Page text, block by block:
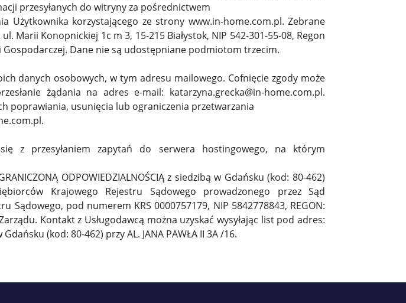
przesyłanych do witryny za pośrednictwem
Użytkownika korzystającego ze strony www.in-home.com.pl. Zebrane
Marii Konopnickiej 1c m 3, 15-215 Białystok, NIP 542-301-55-08, Regon
Dane nie są udostępniane podmiotom trzecim.
danych osobowych, w tym adresu mailowego. Cofnięcie zgody może
żądania na adres e-mail: katarzyna.grecka@in-home.com.pl.
poprawiania, usunięcia lub ograniczenia przetwarzania
z przesyłaniem zapytań do serwera hostingowego, na którym
ODPOWIEDZIALNOŚCIĄ z siedzibą w Gdańsku (kod: 80-462)
Krajowego Rejestru Sądowego prowadzonego przez Sąd
Sądowego, pod numerem KRS 0000757179, NIP 5842778843, REGON:
Kontakt z Usługodawcą można uzyskać wysyłając list pod adres:
Gdańsku (kod: 80-462) przy AL. JANA PAWŁA II 3A /16.